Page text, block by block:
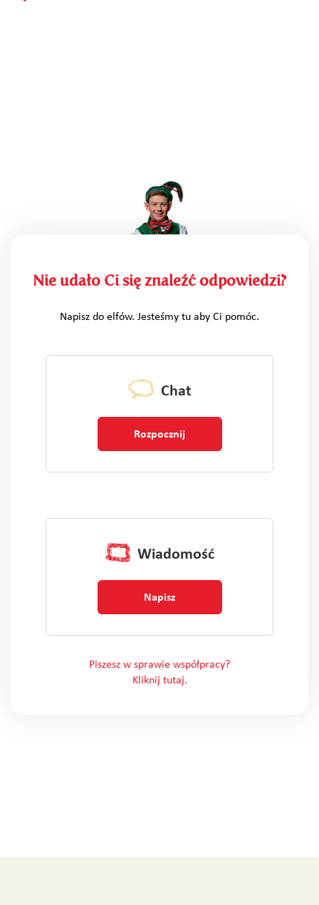
Nie udało Ci się znaleźć odpowiedzi?
Napisz do elfów. Jesteśmy tu aby Ci pomóc.
Chat
Rozpocznij
Wiadomość
Napisz
Piszesz w sprawie współpracy?
Kliknij tutaj.